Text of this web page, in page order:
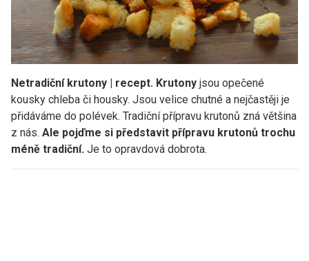
Netradiční krutony | recept. Krutony jsou opečené
kousky chleba či housky. Jsou velice chutné a nejčastěji je
přidáváme do polévek. Tradiční přípravu krutonů zná většina
z nás. Ale pojďme si představit přípravu krutonů trochu
méně tradiční. Je to opravdová dobrota.